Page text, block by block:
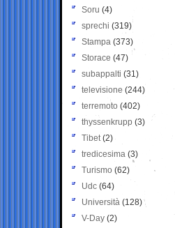
Soru (4)
sprechi (319)
Stampa (373)
Storace (47)
subappalti (31)
televisione(244)
terremoto (402)
thyssenkrupp (3)
Tibet(2)
tredicesima (3)
Turismo (62)
Udc (64)
Università (128)
V-Day (2)